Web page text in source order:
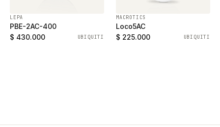
LEPA
PBE-2AC-400
$ 430.000
UBIQUITI
MACROTICS
Loco5AC
$ 225.000
UBIQUITI